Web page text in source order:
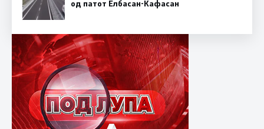
од патот Елбасан-Ќафасан